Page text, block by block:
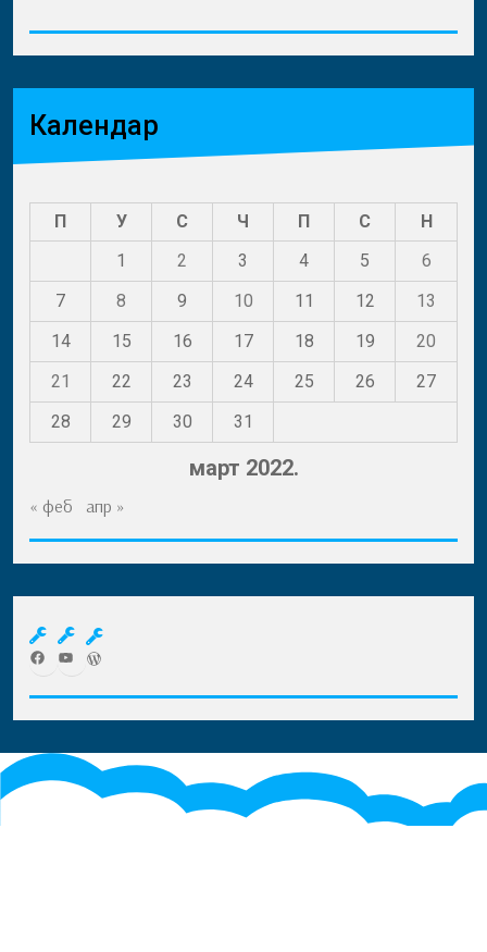
Календар
март 2022.
П У С Ч П С
Н
1
2 3 4 5
6
7
8 9 10 11 12
13
14
15 16 17 18 19
20
21
22 23 24 25 26
27
28
29 30 31
« феб апр »
Facebook
YouTubeWordPress